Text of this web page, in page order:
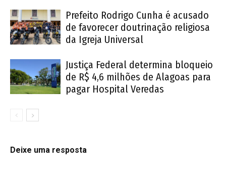
Prefeito Rodrigo Cunha é acusado
de favorecer doutrinação religiosa
da Igreja Universal
Justiça Federal determina bloqueio
de R$ 4,6 milhões de Alagoas para
pagar Hospital Veredas
Deixe uma resposta